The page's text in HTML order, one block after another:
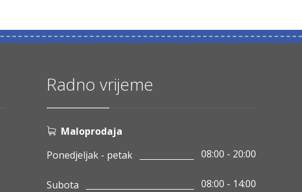
Radno vrijeme
Maloprodaja
Ponedjeljak - petak
08:00 - 20:00
Subota 08:00 - 14:00